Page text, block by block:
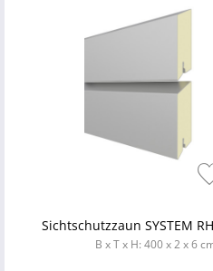
Sichtschutzzaun SYSTEM
B x T x H: 400 x 2 x 6